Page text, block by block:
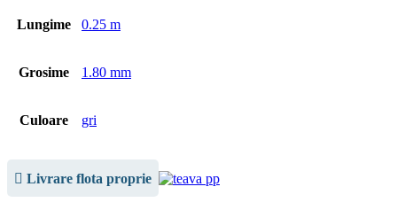
Lungime 0.25 m
Grosime 1.80 mm
Culoare gri
Livrare flota proprie